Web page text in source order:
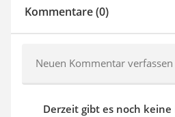
Kommentare (0)
Neuen Kommentar verfassen
Derzeit gibt es noch